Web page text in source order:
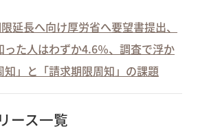
延長へ向け厚労省へ要望書提出、
た人はわずか4.6％、調査で浮か
知」と「請求期限周知」の課題
ース一覧